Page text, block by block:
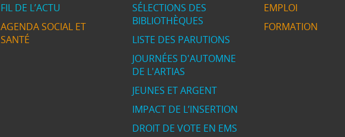
FIL DE L’ACTU
AGENDA SOCIAL ET
SANTÉ
SÉLECTIONS DES
BIBLIOTHÈQUES
LISTE DES PARUTIONS
JOURNÉES D'AUTOMNE
DE L'ARTIAS
JEUNES ET ARGENT
IMPACT DE L’INSERTION
DROIT DE VOTE EN EMS
EMPLOI
FORMATION